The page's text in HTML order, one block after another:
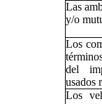
Las
y/o
Los
del
usados
Los